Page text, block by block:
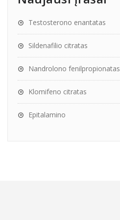
Testosterono enantatas
Sildenafilio citratas
Nandrolono fenilpropionatas
Klomifeno citratas
Epitalamino